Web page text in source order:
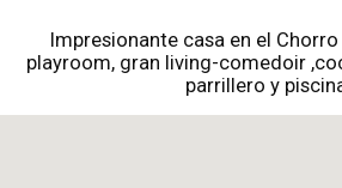
Impresionante casa en el
playroom, gran living-comedoir
parrillero y